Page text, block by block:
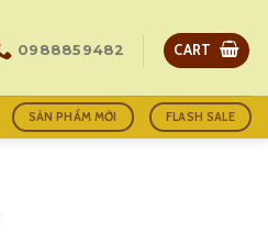
0988859482 CART
SẢN PHẨM MỚI FLASH SALE